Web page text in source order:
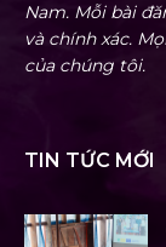
Nam. Mỗi bài
và chính xác.
của chúng tôi.
TIN TỨC MỚI